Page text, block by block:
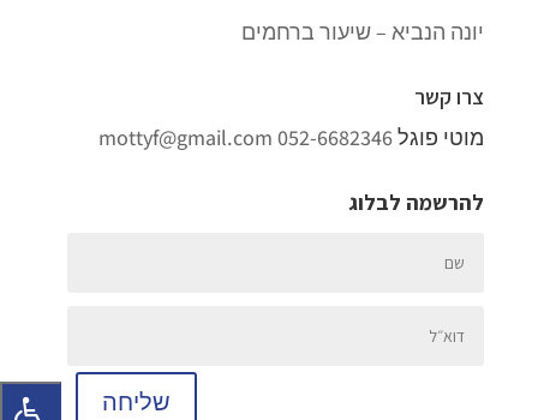
יונה הנביא – שיעור ברחמים
צרו קשר
מוטי פוגל052-6682346
mottyf@gmail.com
להרשמה לבלוג
שליחה